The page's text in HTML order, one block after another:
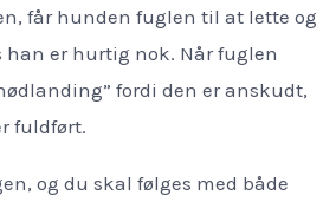
får hunden fuglen til at lette og
er hurtig nok. Når fuglen
fordi den er anskudt,
fuldført.
og du skal følges med både